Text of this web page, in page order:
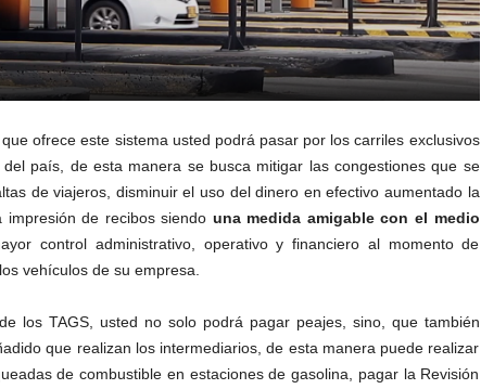
ofrece este sistema usted podrá pasar por los carriles exclusivos
país, de esta manera se busca mitigar las congestiones que se
de viajeros, disminuir el uso del dinero en efectivo aumentado la
de recibos siendo una medida amigable con el medio
control administrativo, operativo y financiero al momento de
vehículos de su empresa.
los TAGS, usted no solo podrá pagar peajes, sino, que también
que realizan los intermediarios, de esta manera puede realizar
de combustible en estaciones de gasolina, pagar la Revisión